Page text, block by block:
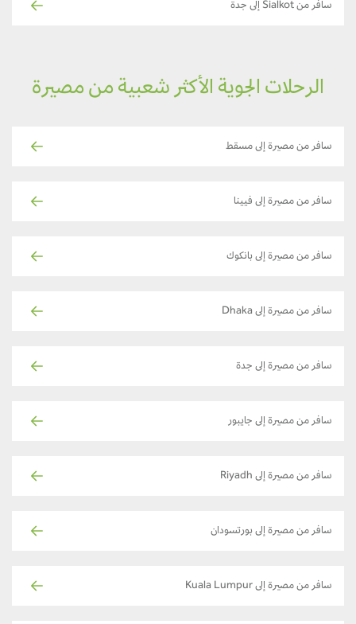
سافر من Sialkot إلى جدة
الرحلات الجوية الأكثر شعبية من مصيرة
سافر من مصيرة إلى مسقط
سافر من مصيرة إلى فيينا
سافر من مصيرة إلى بانكوك
سافر من مصيرة إلى Dhaka
سافر من مصيرة إلى جدة
سافر من مصيرة إلى جايبور
سافر من مصيرة إلى Riyadh
سافر من مصيرة إلى بورتسودان
سافر من مصيرة إلى Kuala Lumpur